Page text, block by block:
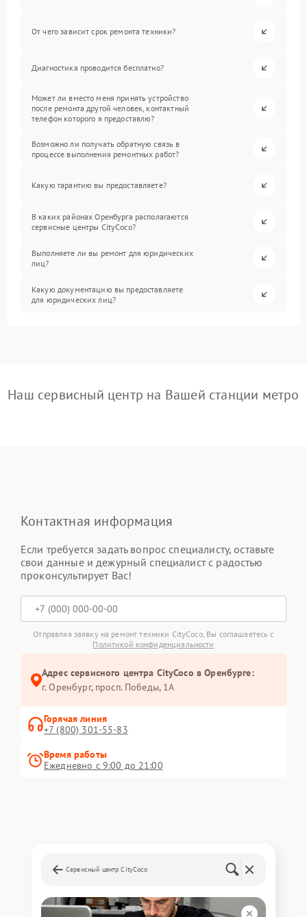
От чего зависит срок ремонта техники?
Диагностика проводится бесплатно?
Может ли вместо меня принять устройство
после ремонта другой человек, контактный
телефон которого я предоставлю?
Возможно ли получать обратную связь в
процессе выполнения ремонтных работ?
Какую гарантию вы предоставляете?
В каких районах Оренбурга располагаются
сервисные центры CityCoco?
Выполняете ли вы ремонт для юридических
лиц?
Какую документацию вы предоставляете
для юридических лиц?
Наш сервисный центр на Вашей станции метро
Контактная информация
Если требуется задать вопрос специалисту, оставьте
свои данные и дежурный специалист с радостью
проконсультирует Вас!
Отправляя заявку на ремонт техники CityCoco, Вы соглашаетесь с
Политикой конфиденциальности
Адрес сервисного центра CityCoco в Оренбурге:
г. Оренбург, просп. Победы, 1А
Горячая линия
+7 (800) 301-55-83
Время работы
Ежедневно с 9:00 до 21:00
Сервисный центр CityCoco